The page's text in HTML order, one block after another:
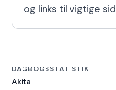
og links til vigtige
DAGBOGSSTATISTIK
Akita